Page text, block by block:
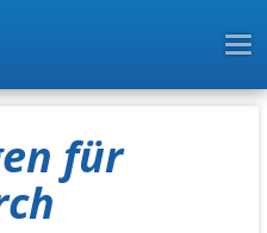
für